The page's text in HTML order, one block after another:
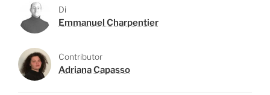
Di
Emmanuel Charpentier
Contributor
Adriana Capasso